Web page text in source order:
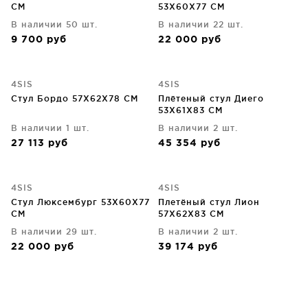
CM
В наличии 50 шт.
9 700 руб
53X60X77 CM
В наличии 22 шт.
22 000 руб
4SIS
Стул Бордо 57X62X78 CM
В наличии 1 шт.
27 113 руб
4SIS
Плётеный стул Диего
53X61X83 CM
В наличии 2 шт.
45 354 руб
4SIS
Стул Люксембург 53X60X77
CM
В наличии 29 шт.
22 000 руб
4SIS
Плетёный стул Лион
57X62X83 CM
В наличии 2 шт.
39 174 руб